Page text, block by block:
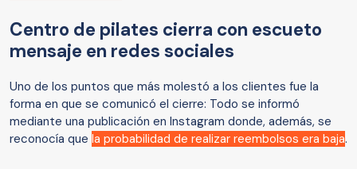
Centro de pilates cierra con escueto
mensaje en redes sociales
Uno de los puntos que más molestó a los clientes fue la
forma en que se comunicó el cierre: Todo se informó
mediante una publicación en Instagram donde, además, se
reconocía que la probabilidad de realizar reembolsos era baja.